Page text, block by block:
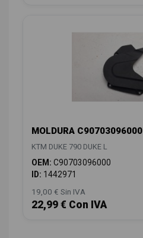
MOLDURA C90703096000
KTM DUKE 790 DUKE L
OEM: C90703096000
ID: 1442971
19,00 € Sin IVA
22,99 € Con IVA